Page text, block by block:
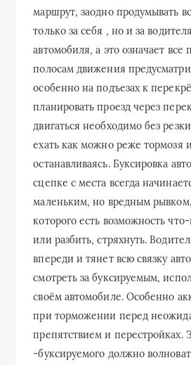
маршрут, заодно продумывать
только за себя , но и за
автомобиля, а это означает все
полосам движения
особенно на подъезах к
планировать проезд через
двигаться необходимо без
ехать как можно реже тормозя
останавливаясь. Буксировка
сцепке с места всегда
маленьким, но вредным
которого есть возможность
или разбить, стряхнуть.
впереди и тянет всю связку
смотреть за буксируемым,
своём автомобиле. Особенно
при торможении перед
препятствием и перестройках.
-буксируемого должно